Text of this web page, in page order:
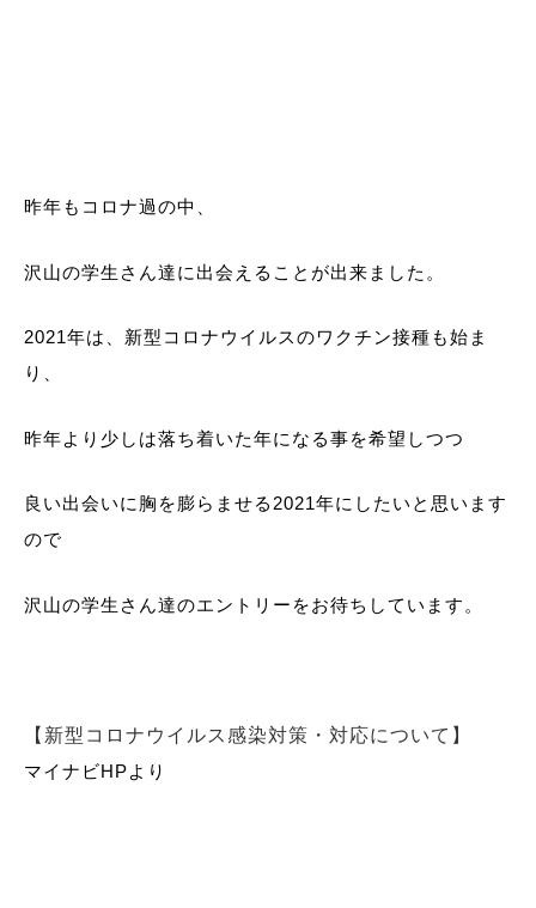
昨年もコロナ過の中、
沢山の学生さん達に出会えることが出来ました。
2021年は、新型コロナウイルスのワクチン接種も始ま
り、
昨年より少しは落ち着いた年になる事を希望しつつ
良い出会いに胸を膨らませる2021年にしたいと思います
ので
沢山の学生さん達のエントリーをお待ちしています。
【新型コロナウイルス感染対策・対応について】
マイナビHPより